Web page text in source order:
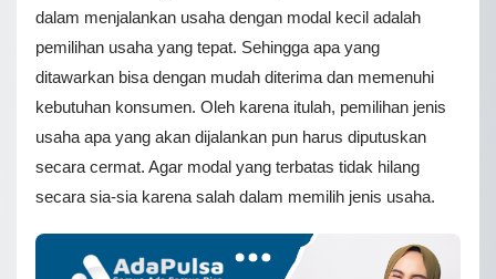
dalam menjalankan usaha dengan modal kecil adalah
pemilihan usaha yang tepat. Sehingga apa yang
ditawarkan bisa dengan mudah diterima dan memenuhi
kebutuhan konsumen. Oleh karena itulah, pemilihan jenis
usaha apa yang akan dijalankan pun harus diputuskan
secara cermat. Agar modal yang terbatas tidak hilang
secara sia-sia karena salah dalam memilih jenis usaha.